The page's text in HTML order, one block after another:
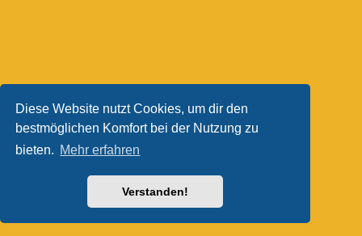
Diese Website nutzt Cookies, um dir den
bestmöglichen Komfort bei der Nutzung zu
bieten. Mehr erfahren
Verstanden!